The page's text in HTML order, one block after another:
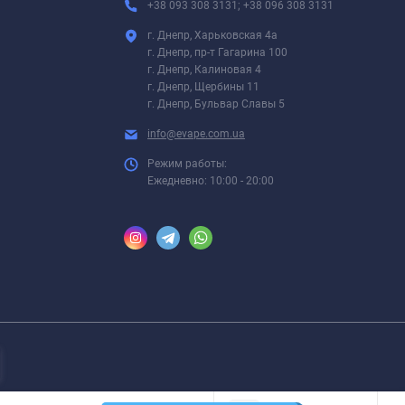
+38 093 308 3131; +38 096 308 3131
г. Днепр, Харьковская 4а
г. Днепр, пр-т Гагарина 100
г. Днепр, Калиновая 4
г. Днепр, Щербины 11
г. Днепр, Бульвар Славы 5
info@evape.com.ua
Режим работы:
Ежедневно: 10:00 - 20:00